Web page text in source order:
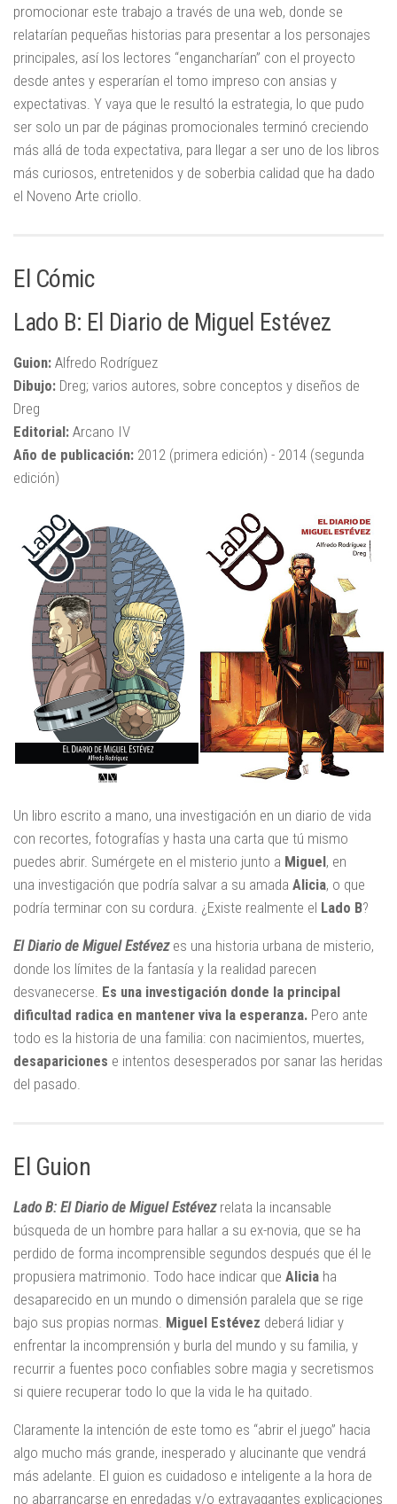
promocionar este trabajo a través de una web, donde se
relatarían pequeñas historias para presentar a los personajes
principales, así los lectores “engancharían” con el proyecto
desde antes y esperarían el tomo impreso con ansias y
expectativas. Y vaya que le resultó la estrategia, lo que pudo
ser solo un par de páginas promocionales terminó creciendo
más allá de toda expectativa, para llegar a ser uno de los libros
más curiosos, entretenidos y de soberbia calidad que ha dado
el Noveno Arte criollo.
El Cómic
Lado B: El Diario de Miguel Estévez
Guion: Alfredo Rodríguez
Dibujo: Dreg; varios autores, sobre conceptos y diseños de
Dreg
Editorial: Arcano IV
Año de publicación: 2012 (primera edición) - 2014 (segunda
edición)
Un libro escrito a mano, una investigación en un diario de vida
con recortes, fotografías y hasta una carta que tú mismo
puedes abrir. Sumérgete en el misterio junto a Miguel, en
una investigación que podría salvar a su amada Alicia, o que
podría terminar con su cordura. ¿Existe realmente el Lado B?
El Diario de Miguel Estévezes una historia urbana de misterio,
donde los límites de la fantasía y la realidad parecen
desvanecerse. Es una investigación donde la principal
dificultad radica en mantener viva la esperanza. Pero ante
todo es la historia de una familia: con nacimientos, muertes,
desapariciones e intentos desesperados por sanar las heridas
del pasado.
El Guion
Lado B: El Diario de Miguel Estévezrelata la incansable
búsqueda de un hombre para hallar a su ex-novia, que se ha
perdido de forma incomprensible segundos después que él le
propusiera matrimonio. Todo hace indicar que Alicia ha
desaparecido en un mundo o dimensión paralela que se rige
bajo sus propias normas. Miguel Estévez deberá lidiar y
enfrentar la incomprensión y burla del mundo y su familia, y
recurrir a fuentes poco confiables sobre magia y secretismos
si quiere recuperar todo lo que la vida le ha quitado.
Claramente la intención de este tomo es “abrir el juego” hacia
algo mucho más grande, inesperado y alucinante que vendrá
más adelante. El guion es cuidadoso e inteligente a la hora de
no abarrancarse en enredadas y/o extravagantes explicaciones